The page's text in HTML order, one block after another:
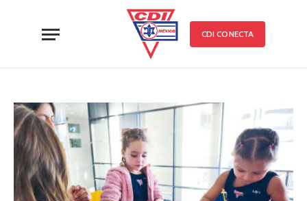
CDI CONECTA